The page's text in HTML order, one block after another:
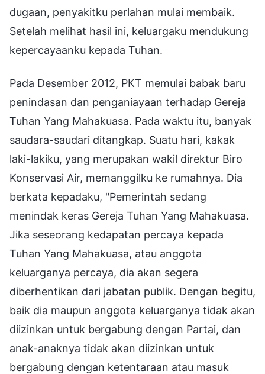
dugaan, penyakitku perlahan mulai membaik.
Setelah melihat hasil ini, keluargaku mendukung
kepercayaanku kepada Tuhan.
Pada Desember 2012, PKT memulai babak baru
penindasan dan penganiayaan terhadap Gereja
Tuhan Yang Mahakuasa. Pada waktu itu, banyak
saudara-saudari ditangkap. Suatu hari, kakak
laki-lakiku, yang merupakan wakil direktur Biro
Konservasi Air, memanggilku ke rumahnya. Dia
berkata kepadaku, "Pemerintah sedang
menindak keras Gereja Tuhan Yang Mahakuasa.
Jika seseorang kedapatan percaya kepada
Tuhan Yang Mahakuasa, atau anggota
keluarganya percaya, dia akan segera
diberhentikan dari jabatan publik. Dengan begitu,
baik dia maupun anggota keluarganya tidak akan
diizinkan untuk bergabung dengan Partai, dan
anak-anaknya tidak akan diizinkan untuk
bergabung dengan ketentaraan atau masuk